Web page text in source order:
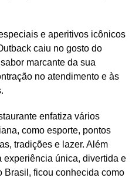
e aperitivos icônicos
caiu no gosto do
marcante da sua
no atendimento e às
enfatiza vários
como esporte, pontos
tradições e lazer. Além
experiência única, divertida e
Brasil, ficou conhecida como